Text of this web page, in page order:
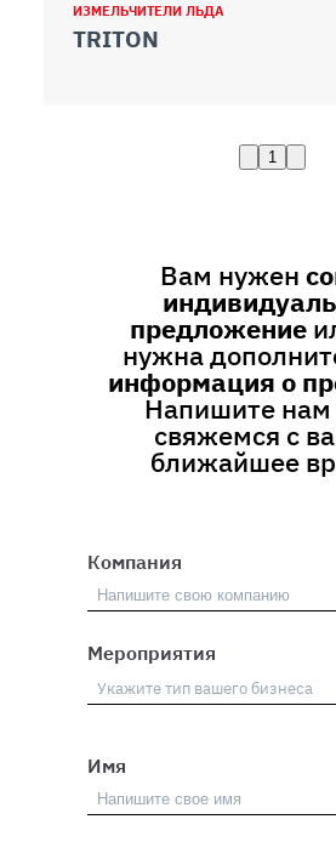
ИЗМЕЛЬЧИТЕЛИ ЛЬДА
TRITON
1
Вам нужен
предложение
нужна
информация о
Напишите
свяжемся с
ближайшее
Компания
Мероприятия
Имя